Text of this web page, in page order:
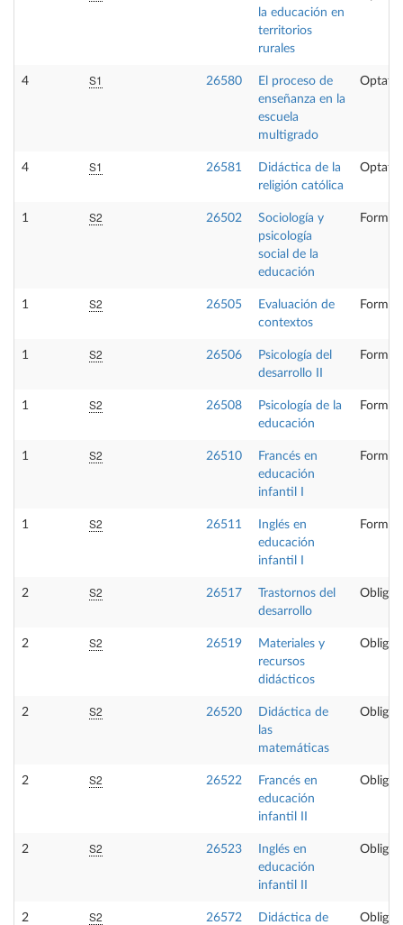
la educación en
territorios
rurales
4 S1 26580
El proceso de
enseñanza en la
escuela
multigrado
4 S1 26581
Didáctica de la
religión católica
1 S2 26502
Sociología y
psicología
social de la
educación
1 S2 26505
Evaluación de
contextos
1 S2 26506
Psicología del
desarrollo II
1 S2 26508
Psicología de la
educación
1 S2 26510
Francés en
educación
infantil I
1 S2 26511
Inglés en
educación
infantil I
2 S2 26517
Trastornos del
desarrollo
2 S2 26519
Materiales y
recursos
didácticos
2 S2 26520
Didáctica de
las
matemáticas
2 S2 26522
Francés en
educación
infantil II
2 S2 26523
Inglés en
educación
infantil II
2 S2 26572
Didáctica de